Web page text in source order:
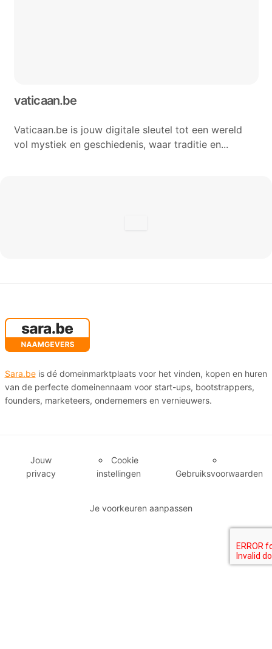
vaticaan.be
Vaticaan.be is jouw digitale sleutel tot een wereld
vol mystiek en geschiedenis, waar traditie en...
Sara.beis dé domeinmarktplaats voor het vinden, kopen en huren
van de perfecte domeinennaam voor start-ups, bootstrappers,
founders, marketeers, ondernemers en vernieuwers.
Jouw
privacy
Cookie
instellingen
Gebruiksvoorwaarden
Je voorkeuren aanpassen